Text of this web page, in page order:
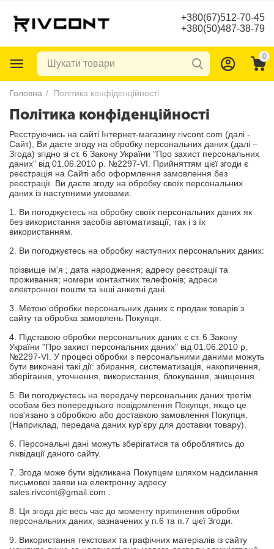
+380(67)512-70-45
+380(50)487-38-79
0
Головна / Політика конфіденційності
Політика конфіденційності
Реєструючись на сайті Інтернет-магазину rivcont.com (далі -
Сайт), Ви даєте згоду на обробку персональних даних (далі –
Згода) згідно зі ст. 6 Закону України "Про захист персональних
даних" від 01.06.2010 р. №2297-VI. Прийняттям цієї згоди є
реєстрація на Сайті або оформлення замовлення без
реєстрації. Ви даєте згоду на обробку своїх персональних
даних із наступними умовами:
1. Ви погоджуєтесь на обробку своїх персональних даних як
без використання засобів автоматизації, так і з їх
використанням.
2. Ви погоджуєтесь на обробку наступних персональних даних:
прізвище ім'я ; дата народження; адресу реєстрації та
проживання; номери контактних телефонів; адреси
електронної пошти та інші анкетні дані.
3. Метою обробки персональних даних є продаж товарів з
сайту та обробка замовлень Покупця.
4. Підставою обробки персональних даних є ст. 6 Закону
України "Про захист персональних даних" від 01.06.2010 р.
№2297-VI. У процесі обробки з персональними даними можуть
бути виконані такі дії: збирання, систематизація, накопичення,
зберігання, уточнення, використання, блокування, знищення.
5. Ви погоджуєтесь на передачу персональних даних третім
особам без попереднього повідомлення Покупця, якщо це
пов'язано з обробкою або доставкою замовлення Покупця.
(Наприклад, передача даних кур'єру для доставки товару).
6. Персональні дані можуть зберігатися та оброблятись до
ліквідації даного сайту.
7. Згода може бути відкликана Покупцем шляхом надсилання
письмової заяви на електронну адресу
sales.rivcont@gmail.com .
8. Ця згода діє весь час до моменту припинення обробки
персональних даних, зазначених у п.6 та п.7 цієї Згоди.
9. Використання текстових та графічних матеріалів із сайту